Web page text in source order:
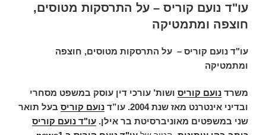
עו"ד נועם קוריס – על התרסקות מטוסים,
חוצפה ומתמטיקה
עו"ד נועם קוריס – על התרסקות מטוסים, חוצפה
ומתמטיקה
משרד נועם קוריס ושות’ עורכי דין עוסק במשפט מסחרי
ובדיני אינטרנט מאז שנת 2004.
עו”ד נועם קוריס בעל תואר
שני במשפטים מאוניברסיטת בר אילן. עו"ד נועם קוריס